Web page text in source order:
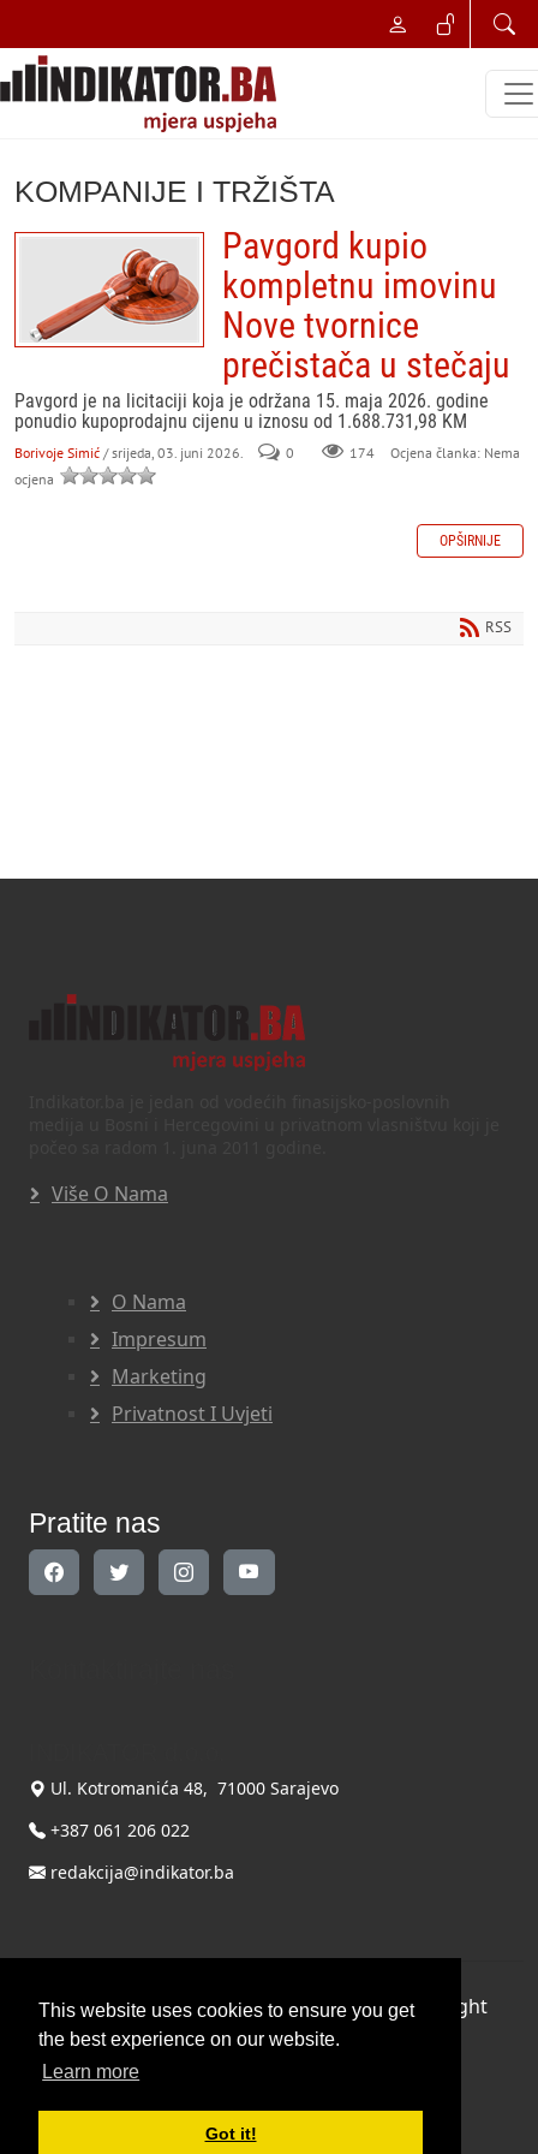
This website uses cookies to ensure you get
the best experience on our website.
Learn more
Got it!
KOMPANIJE I TRŽIŠTA
Pavgord kupio
kompletnu imovinu
Nove tvornice
prečistača u stečaju
Pavgord je na licitaciji koja je održana 15. maja 2026. godine
ponudio kupoprodajnu cijenu u iznosu od 1.688.731,98 KM
Borivoje Simić / srijeda, 03. juni 2026. 0 174
Ocjena članka: Nema
ocjena
OPŠIRNIJE
RSS
Više O Nama
O Nama
Impresum
Marketing
Privatnost I Uvjeti
Pratite nas
Ul. Kotromanića 48, 71000 Sarajevo
+387 061 206 022
redakcija@indikator.ba
©Copyright 2026 by INDIKATOR d.o.o., All Right
Reserved.
Terms Of Use
Powered by THYME SYSTEMS doo